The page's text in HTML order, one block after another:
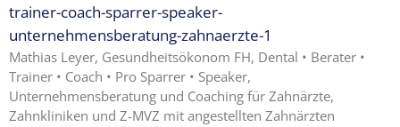
trainer-coach-sparrer-speaker-
unternehmensberatung-zahnaerzte-1
Mathias Leyer, Gesundheitsökonom FH, Dental • Berater •
Trainer • Coach • Pro Sparrer • Speaker,
Unternehmensberatung und Coaching für Zahnärzte,
Zahnkliniken und Z-MVZ mit angestellten Zahnärzten
Expertise 3 –
Z-MVZ
Positionierung
Expertise 4
– Z-MVZ